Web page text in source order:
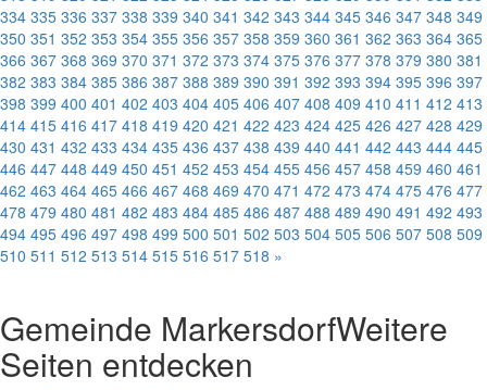
334 335 336 337 338 339 340 341 342 343 344 345 346 347 348 349
350 351 352 353 354 355 356 357 358 359 360 361 362 363 364 365
366 367 368 369 370 371 372 373 374 375 376 377 378 379 380 381
382 383 384 385 386 387 388 389 390 391 392 393 394 395 396 397
398 399 400 401 402 403 404 405 406 407 408 409 410 411 412 413
414 415 416 417 418 419 420 421 422 423 424 425 426 427 428 429
430 431 432 433 434 435 436 437 438 439 440 441 442 443 444 445
446 447 448 449 450 451 452 453 454 455 456 457 458 459 460 461
462 463 464 465 466 467 468 469 470 471 472 473 474 475 476 477
478 479 480 481 482 483 484 485 486 487 488 489 490 491 492 493
494 495 496 497 498 499 500 501 502 503 504 505 506 507 508 509
510 511 512 513 514 515 516 517 518 »
Gemeinde MarkersdorfWeitere
Seiten entdecken